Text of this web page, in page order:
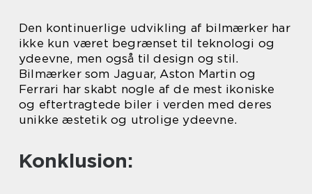
Den kontinuerlige udvikling af bilmærker har
ikke kun været begrænset til teknologi og
ydeevne, men også til design og stil.
Bilmærker som Jaguar, Aston Martin og
Ferrari har skabt nogle af de mest ikoniske
og eftertragtede biler i verden med deres
unikke æstetik og utrolige ydeevne.
Konklusion: